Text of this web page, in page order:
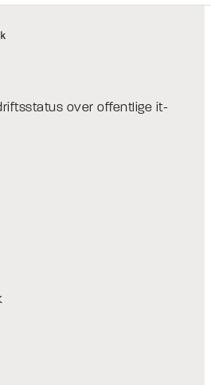
over offentlige it-